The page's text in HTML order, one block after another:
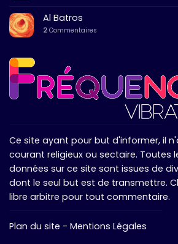
Al Batros
2 Commentaires
Ce site ayant pour but d'informer, il
courant religieux ou sectaire. Toutes
données sur ce site sont issues de
dont le seul but est de transmettre.
libre arbitre pour tout commentaire.
Plan du site - Mentions Légales